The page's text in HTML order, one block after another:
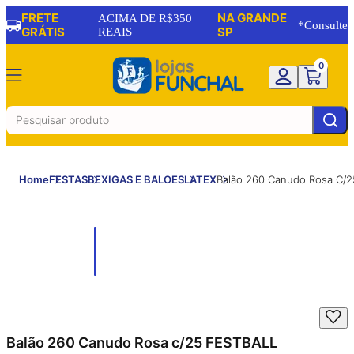
FRETE
GRÁTIS
ACIMA DE R$350
REAIS
NA GRANDE
SP
*Consulte
0
HomeFESTASBEXIGAS E BALOESLATEXBalão 260 Canudo Rosa C/
Balão 260 Canudo Rosa c/25 FESTBALL